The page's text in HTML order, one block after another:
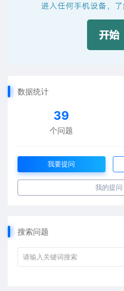
数据统计
39
个问题
我要提问
我的提问
搜索问题